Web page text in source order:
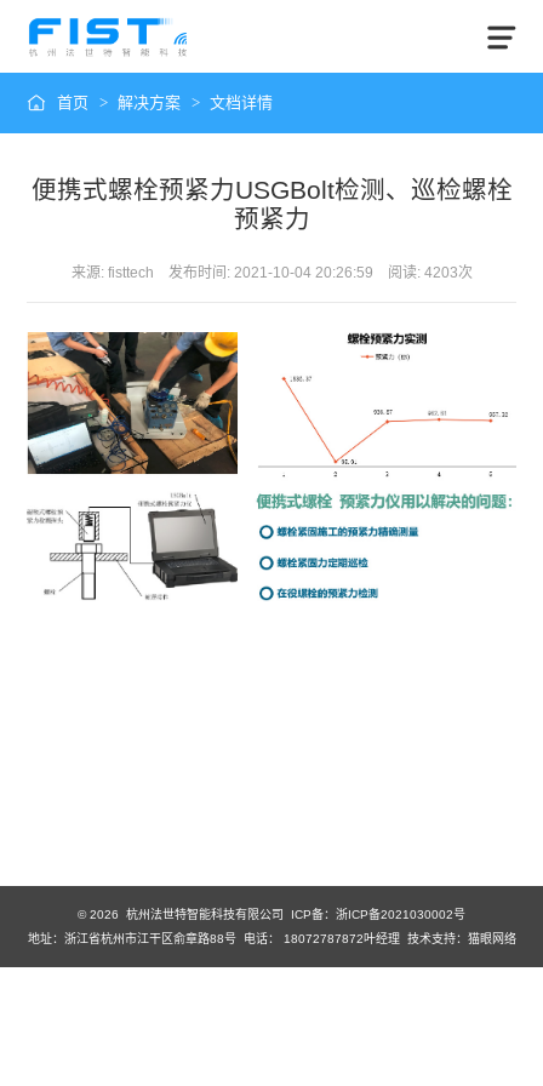
首页 > 解决方案 > 文档详情
便携式螺栓预紧力USGBolt检测、巡检螺栓
预紧力
来源: fisttech 发布时间: 2021-10-04 20:26:59 阅读: 4203次
© 2026 杭州法世特智能科技有限公司
ICP备：浙ICP备2021030002号
地址：浙江省杭州市江干区俞章路88号 电话： 18072787872叶经理 技术支持： 猫眼网络